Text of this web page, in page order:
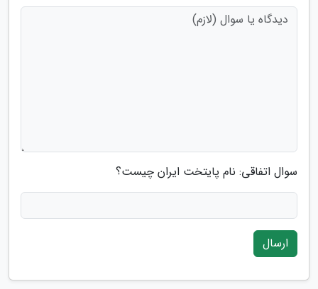
سوال اتفاقی: نام پایتخت ایران چیست؟
ارسال